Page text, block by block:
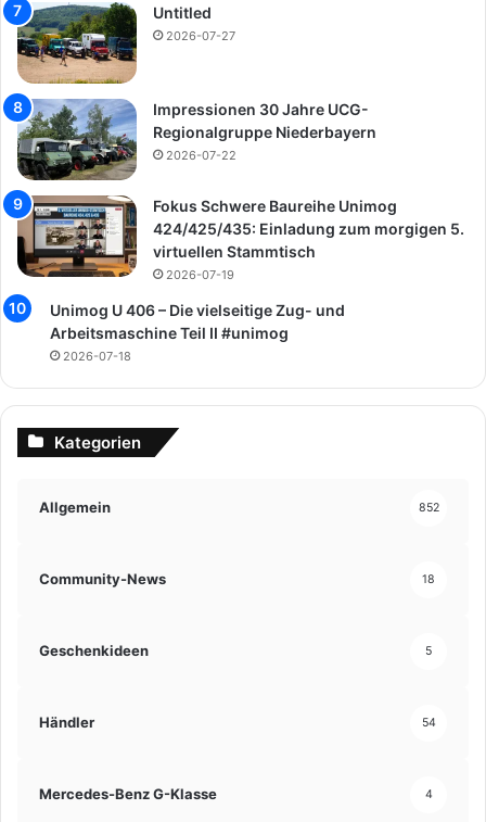
Untitled
2026-07-27
Impressionen 30 Jahre UCG-
Regionalgruppe Niederbayern
2026-07-22
Fokus Schwere Baureihe Unimog
424/425/435: Einladung zum morgigen 5.
virtuellen Stammtisch
2026-07-19
Unimog U 406 – Die vielseitige Zug- und
Arbeitsmaschine Teil II #unimog
2026-07-18
Kategorien
Allgemein 852
Community-News 18
Geschenkideen 5
Händler 54
Mercedes-Benz G-Klasse 4